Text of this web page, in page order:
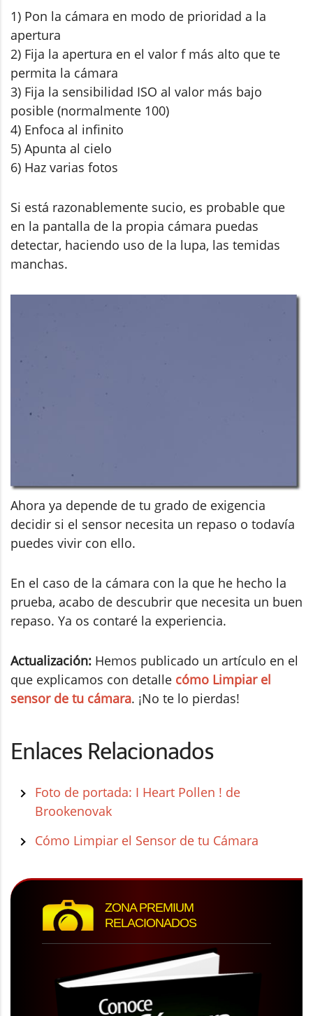
1) Pon la cámara en modo de prioridad a la
apertura
2) Fija la apertura en el valor f más alto que te
permita la cámara
3) Fija la sensibilidad ISO al valor más bajo
posible (normalmente 100)
4) Enfoca al infinito
5) Apunta al cielo
6) Haz varias fotos
Si está razonablemente sucio, es probable que
en la pantalla de la propia cámara puedas
detectar, haciendo uso de la lupa, las temidas
manchas.
Ahora ya depende de tu grado de exigencia
decidir si el sensor necesita un repaso o todavía
puedes vivir con ello.
En el caso de la cámara con la que he hecho la
prueba, acabo de descubrir que necesita un buen
repaso. Ya os contaré la experiencia.
Actualización: Hemos publicado un artículo en el
que explicamos con detalle cómo Limpiar el
sensor de tu cámara. ¡No te lo pierdas!
Enlaces Relacionados
Foto de portada: I Heart Pollen ! de
Brookenovak
Cómo Limpiar el Sensor de tu Cámara
ZONA PREMIUM
RELACIONADOS